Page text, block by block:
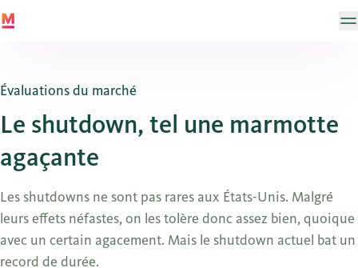
Évaluations du marché
Le shutdown, tel une marmotte
agaçante
Les shutdowns ne sont pas rares aux États-Unis. Malgré
leurs effets néfastes, on les tolère donc assez bien, quoique
avec un certain agacement. Mais le shutdown actuel bat un
record de durée.